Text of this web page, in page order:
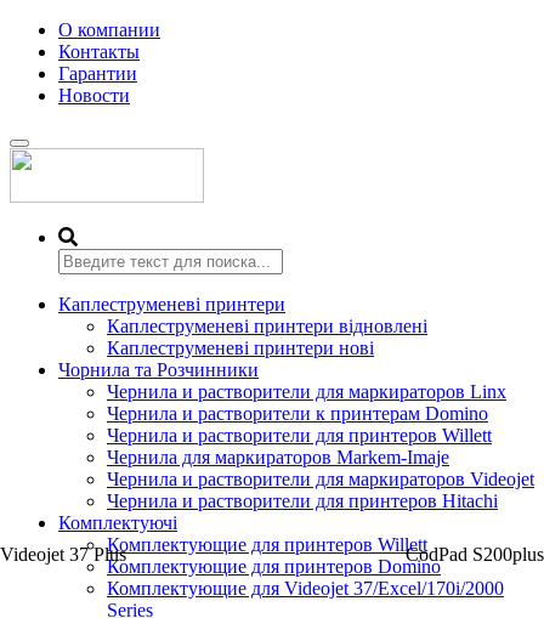
О компании
Контакты
Гарантии
Новости
Переключить
навигацию
Каплеструменеві принтери
Каплеструменеві принтери відновлені
Каплеструменеві принтери нові
Чорнила та Розчинники
Чернила и растворители для маркираторов Linx
Чернила и растворители к принтерам Domino
Чернила и растворители для принтеров Willett
Чернила для маркираторов Markem-Imaje
Чернила и растворители для маркираторов Videojet
Чернила и растворители для принтеров Hitachi
Комплектуючі
Комплектующие для принтеров Willett
Комплектующие для принтеров Domino
Комплектующие для Videojet 37/Excel/170i/2000
Series
Videojet 37 Plus CodPad S200plus